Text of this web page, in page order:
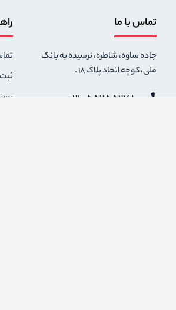
تماس با ما
جاده ساوه، شاطره، نرسیده به بانک
ملی، کوچه اتحاد پلاک 18 .
021-55255278